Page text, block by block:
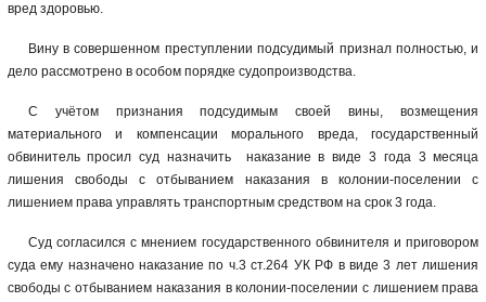
вред здоровью.
Вину в совершенном преступлении подсудимый признал полностью, и
дело рассмотрено в особом порядке судопроизводства.
С учётом признания подсудимым своей вины, возмещения
материального и компенсации морального вреда, государственный
обвинитель просил суд назначить наказание в виде 3 года 3 месяца
лишения свободы с отбыванием наказания в колонии-поселении с
лишением права управлять транспортным средством на срок 3 года.
Суд согласился с мнением государственного обвинителя и приговором
суда ему назначено наказание по ч.3 ст.264 УК РФ в виде 3 лет лишения
свободы с отбыванием наказания в колонии-поселении с лишением права